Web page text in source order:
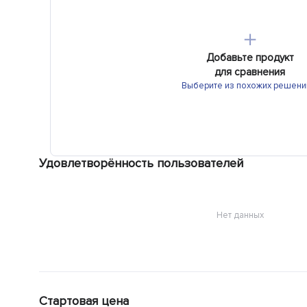
＋
Добавьте продукт
для сравнения
Выберите из похожих
Удовлетворённость пользователей
Нет данных
Стартовая цена